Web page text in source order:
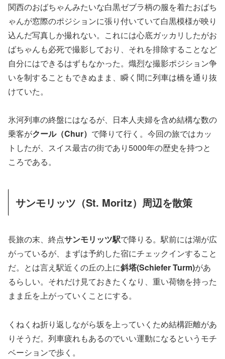
関西のおばちゃんみたいな白黒ゼブラ柄の服を着たおばち
ゃんが窓際のポジションに張り付いていて白黒模様が映り
込んだ写真しか撮れない。これには心底ガッカリしたがお
ばちゃんも必死で撮影しており、それを排除することなど
自分にはできるはずもなかった。熾烈な撮影ポジション争
いを制することもできぬまま、瞬く間に列車は橋を通り抜
けていた。
氷河列車の終盤にはなるが、日本人夫婦を含め結構な数の
乗客がクール（Chur） で降りて行く。今回の旅ではカッ
トしたが、スイス最古の街であり5000年の歴史を持つと
ころである。
サンモリッツ（St. Moritz）周辺を散策
長旅の末、終点サンモリッツ駅で降りる。駅前には湖が広
がっているが、まずは予約した宿にチェックインすること
だ。とは言え駅近くの丘の上に斜塔(Schiefer Turm)があ
るらしい。それだけ見ておきたくなり、重い荷物を持った
まま丘を上がっていくことにする。
くねくね折り返しながら坂を上っていくため結構距離があ
りそうだ。列車疲れもあるのでいい運動になるというモチ
ベーションで歩く。